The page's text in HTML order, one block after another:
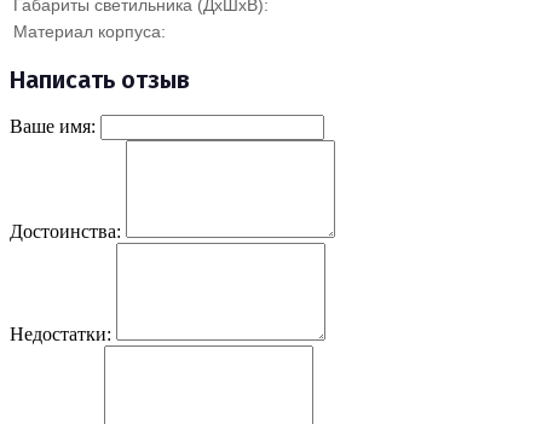
Габариты светильника (ДхШхВ):
Материал корпуса:
Написать отзыв
Ваше имя:
Достоинства:
Недостатки: